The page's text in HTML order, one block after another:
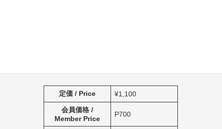
定価 / Price
¥1,100
会員価格 /
Member Price
P700